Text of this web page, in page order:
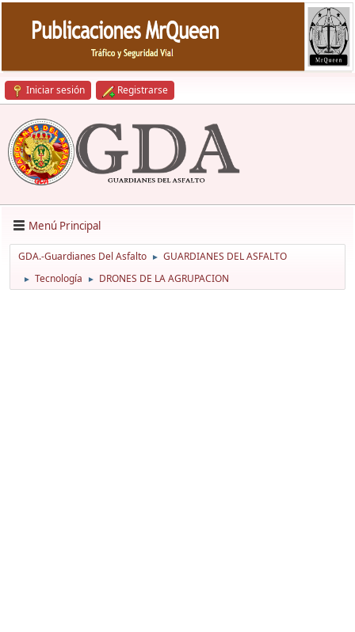
Iniciar sesión Registrarse
Menú Principal
GDA.-Guardianes Del Asfalto ► GUARDIANES DEL ASFALTO
► Tecnología ► DRONES DE LA AGRUPACION